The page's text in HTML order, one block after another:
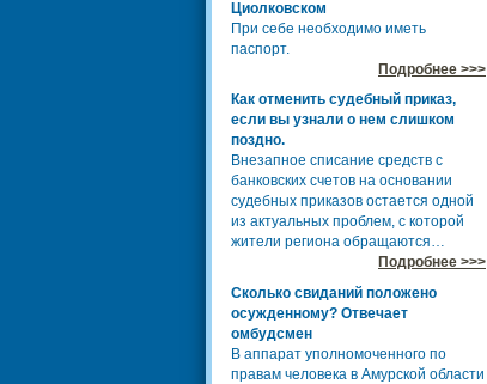
Циолковском
При себе необходимо иметь
паспорт.
Подробнее >>>
Как отменить судебный приказ,
если вы узнали о нем слишком
поздно.
Внезапное списание средств с
банковских счетов на основании
судебных приказов остается одной
из актуальных проблем, с которой
жители региона обращаются…
Подробнее >>>
Сколько свиданий положено
осужденному? Отвечает
омбудсмен
В аппарат уполномоченного по
правам человека в Амурской области